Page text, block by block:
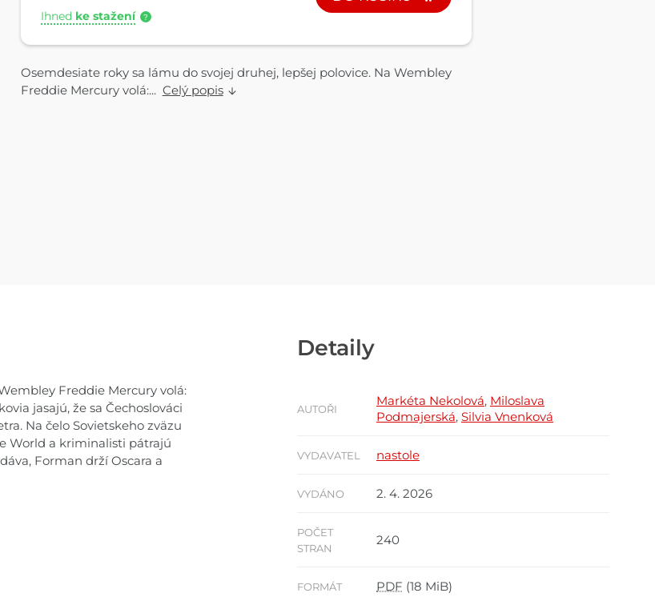
Ihned ke stažení ?
Osemdesiate roky sa lámu do svojej druhej, lepšej polovice. Na Wembley
Freddie Mercury volá:... Celý popis
Freddie Mercury volá:
jasajú, že sa Čechoslováci
Na čelo Sovietskeho zväzu
World a kriminalisti pátrajú
Forman drží Oscara a
Detaily
AUTOŘI
Markéta Nekolová, Miloslava
Podmajerská, Silvia Vnenková
VYDAVATEL nastole
VYDÁNO 2. 4. 2026
POČET
STRAN
240
FORMÁT PDF (18 MiB)